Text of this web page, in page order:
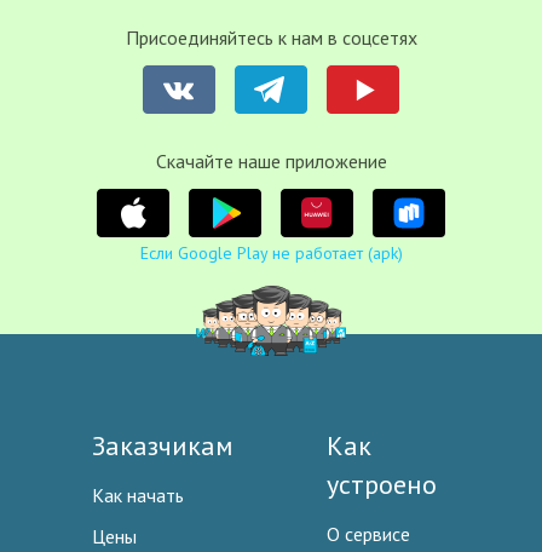
Присоединяйтесь к нам в соцсетях
Cкачайте наше приложение
Если Google Play не работает (apk)
Заказчикам
Как начать
Цены
Как
устроено
О сервисе